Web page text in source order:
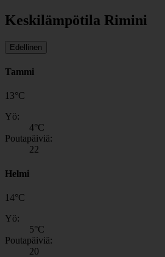
Keskilämpötila Rimini
Edellinen
Tammi
13°C
Yö:
4°C
Poutapäiviä:
22
Helmi
14°C
Yö:
5°C
Poutapäiviä:
20